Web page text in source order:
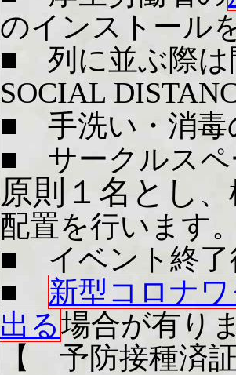
のインストール
■ 列に並ぶ際は
SOCIAL
■ 手洗い・消毒
■ サークルスペ
原則１名とし
配置を行います
■ イベント終了
■ 新型コロナ
出る場合が有り
【 予防接種済